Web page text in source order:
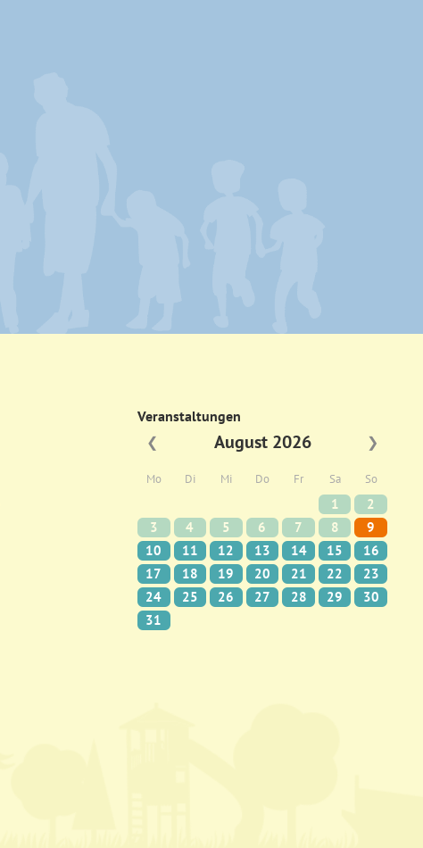
Veranstaltungen
❮
August 2026 ❯
Mo Di Mi Do Fr Sa So
1
2
3
4 5 6 7 8
9
10
11 12 13 14 15
16
17
18 19 20 21 22
23
24
25 26 27 28 29
30
31